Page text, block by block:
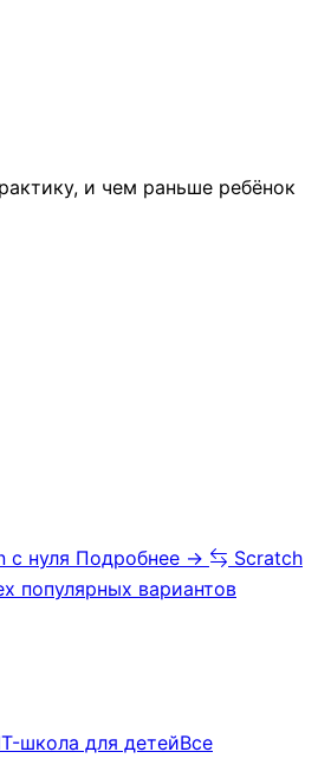
и чем раньше ребёнок
с нуля Подробнее →
Scratch
популярных вариантов
школа для детейВсе